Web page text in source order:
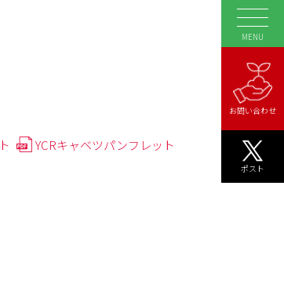
お問い合わせ
ポスト
MENU
YCRキャベツパンフレット